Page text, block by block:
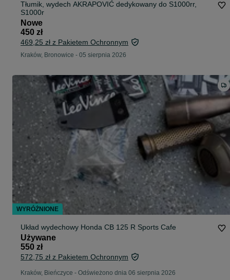
Tłumik, wydech AKRAPOVIĆ dedykowany do S1000rr,
S1000r
Nowe
450 zł
469,25 zł z Pakietem Ochronnym
Kraków, Bronowice - 05 sierpnia 2026
Układ wydechowy Honda CB 125 R Sports Cafe
Używane
550 zł
572,75 zł z Pakietem Ochronnym
Kraków, Bieńczyce - Odświeżono dnia 06 sierpnia 2026
WYRÓŻNIONE